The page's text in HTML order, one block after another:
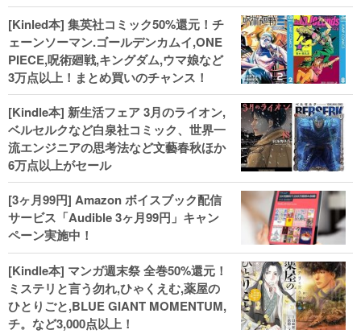
[Kinled本] 集英社コミック50%還元！チ
ェーンソーマン.ゴールデンカムイ,ONE
PIECE,呪術廻戦,キングダム,ウマ娘など
3万点以上！まとめ買いのチャンス！
[Kindle本] 新生活フェア 3月のライオン,
ベルセルクなど白泉社コミック、世界一
流エンジニアの思考法など文藝春秋ほか
6万点以上がセール
[3ヶ月99円] Amazon ボイスブック配信
サービス「Audible 3ヶ月99円」キャン
ペーン実施中！
[Kindle本] マンガ週末祭 全巻50%還元！
ミステリと言う勿れ,ひゃくえむ,薬屋の
ひとりごと,BLUE GIANT MOMENTUM,
チ。など3,000点以上！